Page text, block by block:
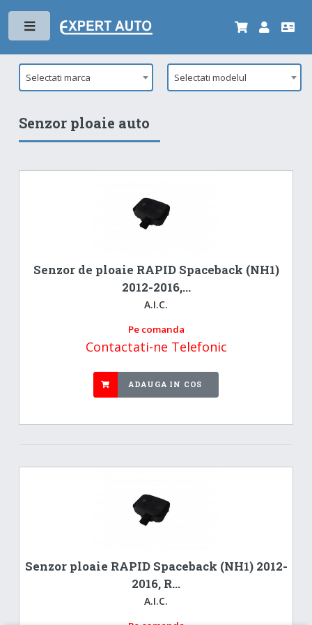
Selectati marca Selectati modelul
Senzor ploaie auto
Senzor de ploaie RAPID Spaceback (NH1)
2012-2016,...
A.I.C.
Pe comanda
Contactati-ne Telefonic
ADAUGA IN COS
Senzor ploaie RAPID Spaceback (NH1) 2012-
2016, R...
A.I.C.
Toggle